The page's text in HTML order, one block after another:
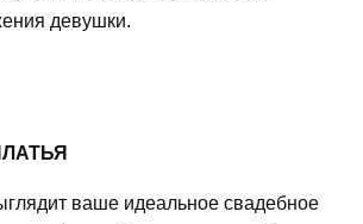
девушки.
ваше идеальное свадебное